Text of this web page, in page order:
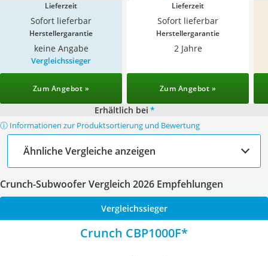
Lieferzeit
Sofort lieferbar
Lieferzeit
Sofort lieferbar
Herstellergarantie
keine Angabe
Herstellergarantie
2 Jahre
Vergleichssieger
Zum Angebot » Zum Angebot »
Erhältlich bei *
ⓘ Informationen zur Produktsortierung und Bewertung
Ähnliche Vergleiche anzeigen
Crunch-Subwoofer Vergleich 2026 Empfehlungen
Vergleichssieger
Crunch CBP1000F